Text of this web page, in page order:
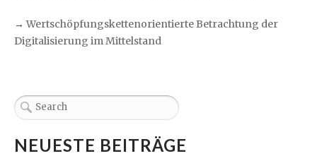
→Wertschöpfungskettenorientierte Betrachtung der
Digitalisierung im Mittelstand
NEUESTE BEITRÄGE